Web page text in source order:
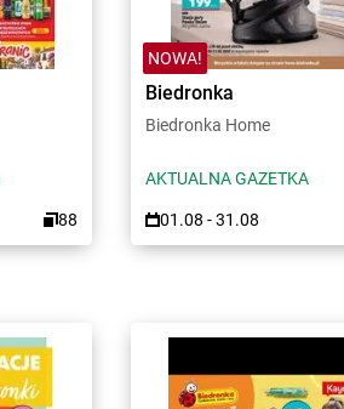
88
NOWA!
Biedronka
Biedronka Home
AKTUALNA GAZETKA
01.08 - 31.08